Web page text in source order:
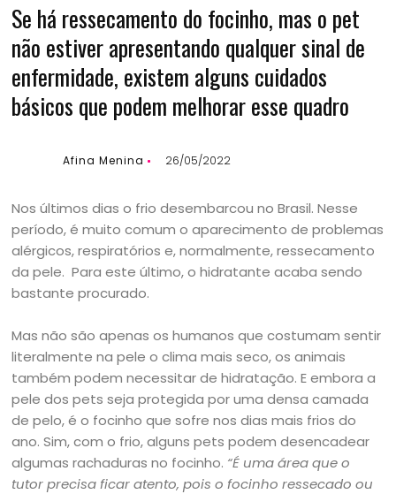
Se há ressecamento do focinho, mas o pet
não estiver apresentando qualquer sinal de
enfermidade, existem alguns cuidados
básicos que podem melhorar esse quadro
Afina Menina 26/05/2022
Nos últimos dias o frio desembarcou no Brasil. Nesse
período, é muito comum o aparecimento de problemas
alérgicos, respiratórios e, normalmente, ressecamento
da pele. Para este último, o hidratante acaba sendo
bastante procurado.
Mas não são apenas os humanos que costumam sentir
literalmente na pele o clima mais seco, os animais
também podem necessitar de hidratação. E embora a
pele dos pets seja protegida por uma densa camada
de pelo, é o focinho que sofre nos dias mais frios do
ano. Sim, com o frio, alguns pets podem desencadear
algumas rachaduras no focinho. “É uma área que o
tutor precisa ficar atento, pois o focinho ressecado ou